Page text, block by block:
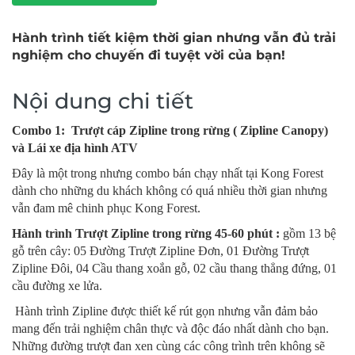
Hành trình tiết kiệm thời gian nhưng vẫn đủ trải
nghiệm cho chuyến đi tuyệt vời của bạn!
Nội dung chi tiết
Combo 1: Trượt cáp Zipline trong rừng ( Zipline Canopy)
và Lái xe địa hình ATV
Đây là một trong nhưng combo bán chạy nhất tại Kong Forest
dành cho những du khách không có quá nhiều thời gian nhưng
vẫn đam mê chinh phục Kong Forest.
Hành trình Trượt Zipline trong rừng 45-60 phút : gồm 13 bệ
gỗ trên cây: 05 Đường Trượt Zipline Đơn, 01 Đường Trượt
Zipline Đôi, 04 Cầu thang xoắn gỗ, 02 cầu thang thẳng đứng, 01
cầu đường xe lửa.
Hành trình Zipline được thiết kế rút gọn nhưng vẫn đảm bảo
mang đến trải nghiệm chân thực và độc đáo nhất dành cho bạn.
Những đường trượt đan xen cùng các công trình trên không sẽ